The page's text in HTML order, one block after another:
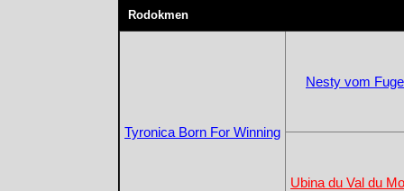
Rodokmen
Tyronica Born For Winning
Nesty vom
Ubina du Val du